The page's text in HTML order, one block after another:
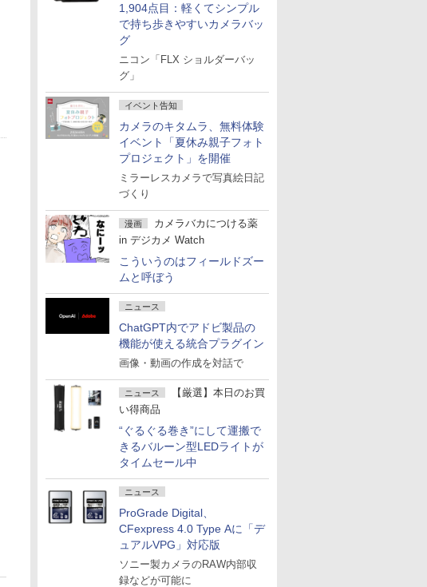
1,904点目：軽くてシンプル
で持ち歩きやすいカメラバッ
グ
ニコン「FLX ショルダーバッ
グ」
イベント告知
カメラのキタムラ、無料体験
イベント「夏休み親子フォト
プロジェクト」を開催
ミラーレスカメラで写真絵日記
づくり
漫画
カメラバカにつける薬
in デジカメ Watch
こういうのはフィールドズー
ムと呼ぼう
ニュース
ChatGPT内でアドビ製品の
機能が使える統合プラグイン
画像・動画の作成を対話で
ニュース
【厳選】本日のお買
い得商品
“ぐるぐる巻き”にして運搬で
きるバルーン型LEDライトが
タイムセール中
ニュース
ProGrade Digital、
CFexpress 4.0 Type Aに「デ
ュアルVPG」対応版
ソニー製カメラのRAW内部収
録などが可能に